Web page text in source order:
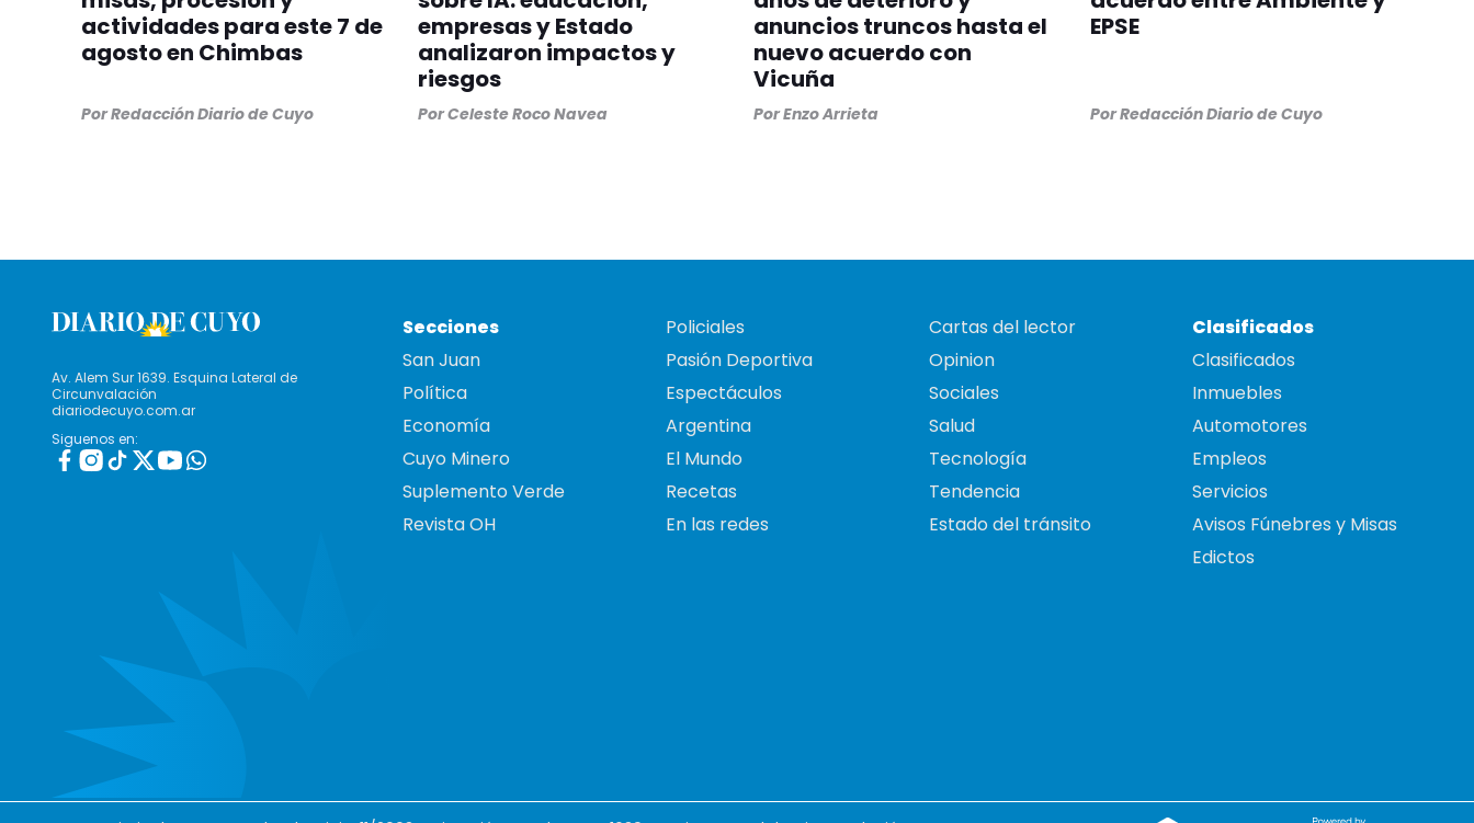
actividades para este 7 de
agosto en Chimbas
PorRedacción Diario de Cuyo
empresas y Estado
analizaron impactos y
riesgos
PorCeleste Roco Navea
anuncios truncos hasta el
nuevo acuerdo con
Vicuña
PorEnzo Arrieta
EPSE
PorRedacción Diario de Cuyo
Av. Alem Sur 1639. Esquina Lateral de
Circunvalación
diariodecuyo.com.ar
Siguenos en:
Secciones
San Juan
Política
Economía
Cuyo Minero
Suplemento Verde
Revista OH
Policiales
Pasión Deportiva
Espectáculos
Argentina
El Mundo
Recetas
En las redes
Cartas del lector
Opinion
Sociales
Salud
Tecnología
Tendencia
Estado del tránsito
Clasificados
Clasificados
Inmuebles
Automotores
Empleos
Servicios
Avisos Fúnebres y Misas
Edictos